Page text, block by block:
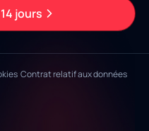
jours
Contrat relatif aux données